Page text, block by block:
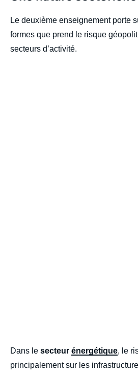
body
Le deuxième enseignement porte
formes que prend le risque
secteurs d’activité.
body
Dans le secteur énergétique, le
principalement sur les